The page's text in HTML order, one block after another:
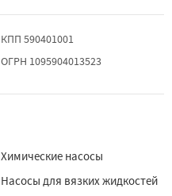
КПП 590401001
ОГРН 1095904013523
Химические насосы
Насосы для вязких жидкостей